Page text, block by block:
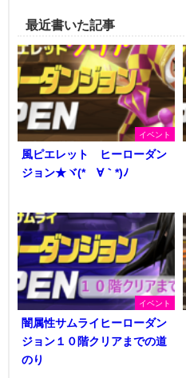
最近書いた記事
イベント
風ピエレット ヒーローダン
ジョン★ヾ(*´∀｀*)ﾉ
イベント
闇属性サムライヒーローダン
ジョン１０階クリアまでの道
のり